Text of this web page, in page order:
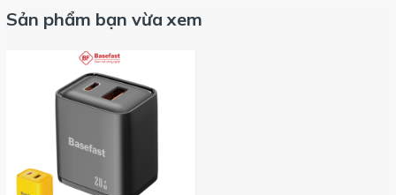
Sản phẩm bạn vừa xem